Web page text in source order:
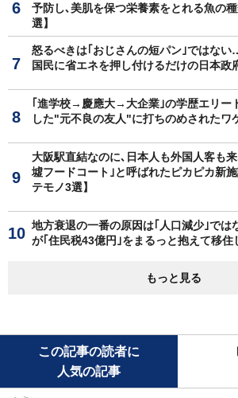
予防し､美肌を保つ栄養素をとれる魚の
選】
怒るべきは｢おじさんの短パン｣ではな
国民に省エネを押し付けるだけの日本政
｢進学校→慶應大→大企業｣の学歴エリー
した"元不良の友人"に打ちのめされたワ
大阪駅直結なのに､日本人も外国人客も
墟フードコート｣と呼ばれたピカピカ新
テモノ3選】
地方衰退の一番の原因は｢人口減少｣で
が｢住民税43億円｣をまるっと抱えて移住
もっと見る
この記事の読者に
人気の記事